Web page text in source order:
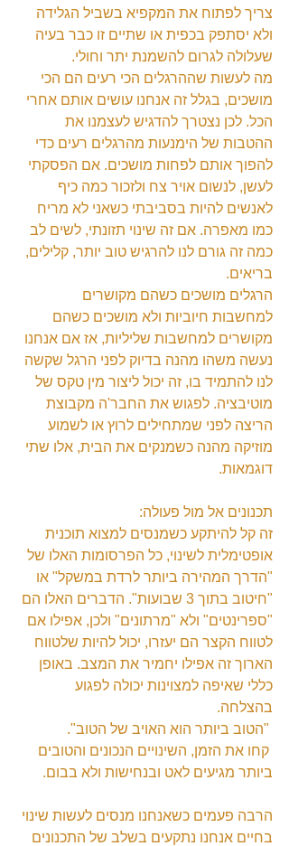
צריך לפתוח את המקפיא בשביל הגלידה
ולא יסתפק בכפית או שתיים זו כבר בעיה
שעלולה לגרום להשמנת יתר וחולי.
מה לעשות שההרגלים הכי רעים הם הכי
מושכים, בגלל זה אנחנו עושים אותם אחרי
הכל. לכן נצטרך להדגיש לעצמנו את
ההטבות של הימנעות מהרגלים רעים כדי
להפוך אותם לפחות מושכים. אם הפסקתי
לעשן, לנשום אויר צח ולזכור כמה כיף
לאנשים להיות בסביבתי כשאני לא מריח
כמו מאפרה. אם זה שינוי תזונתי, לשים לב
כמה זה גורם לנו להרגיש טוב יותר, קלילים,
בריאים.
הרגלים מושכים כשהם מקושרים
למחשבות חיוביות ולא מושכים כשהם
מקושרים למחשבות שליליות, אז אם אנחנו
נעשה משהו מהנה בדיוק לפני הרגל שקשה
לנו להתמיד בו, זה יכול ליצור מין טקס של
מוטיבציה. לפגוש את החבר'ה מקבוצת
הריצה לפני שמתחילים לרוץ או לשמוע
מוזיקה מהנה כשמנקים את הבית, אלו שתי
דוגמאות.
תכנונים אל מול פעולה:
זה קל להיתקע כשמנסים למצוא תוכנית
אופטימלית לשינוי, כל הפרסומות האלו של
"הדרך המהירה ביותר לרדת במשקל" או
"חיטוב בתוך 3 שבועות". הדברים האלו הם
"ספרינטים" ולא "מרתונים" ולכן, אפילו אם
לטווח הקצר הם יעזרו, יכול להיות שלטווח
הארוך זה אפילו יחמיר את המצב. באופן
כללי שאיפה למצוינות יכולה לפגוע
בהצלחה.
קחו את הזמן, השינויים הנכונים והטובים
ביותר מגיעים לאט ובנחישות ולא בבום.
הרבה פעמים כשאנחנו מנסים לעשות שינוי
בחיים אנחנו נתקעים בשלב של התכנונים